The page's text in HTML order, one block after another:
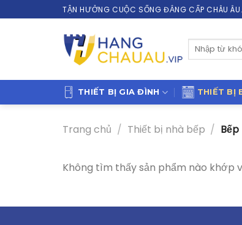
to
TẬN HƯỞNG CUỘC SỐNG ĐẲNG CẤP CHÂU
Tìm
THIẾT BỊ GIA ĐÌNH THIẾT BỊ
Trang chủ / Thiết bị nhà bếp /
Không tìm thấy sản phẩm nào khớp